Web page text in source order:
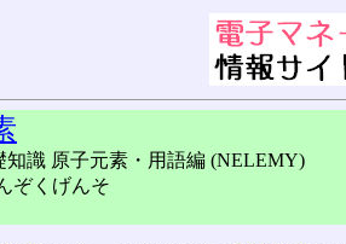
識 原子元素・用語編 (NELEMY)
ぞくげんそ